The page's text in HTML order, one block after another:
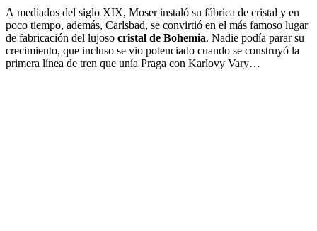
A mediados del siglo XIX, Moser instaló su fábrica de cristal y en
poco tiempo, además, Carlsbad, se convirtió en el más famoso lugar
de fabricación del lujoso cristal de Bohemia. Nadie podía parar su
crecimiento, que incluso se vio potenciado cuando se construyó la
primera línea de tren que unía Praga con Karlovy Vary…